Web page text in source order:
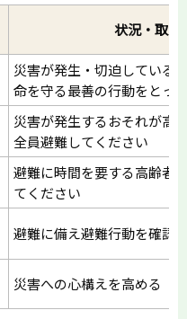
状況・取る
災害が発生・切迫している
命を守る最善の行動をとっ
災害が発生するおそれが高
全員避難してください
避難に時間を要する高齢者
てください
避難に備え避難行動を確認
災害への心構えを高める